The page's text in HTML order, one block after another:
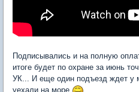
Подписывались и на полную
итоге будет по охране за июнь
УК... И еще один подъезд ждет у
уехали на море